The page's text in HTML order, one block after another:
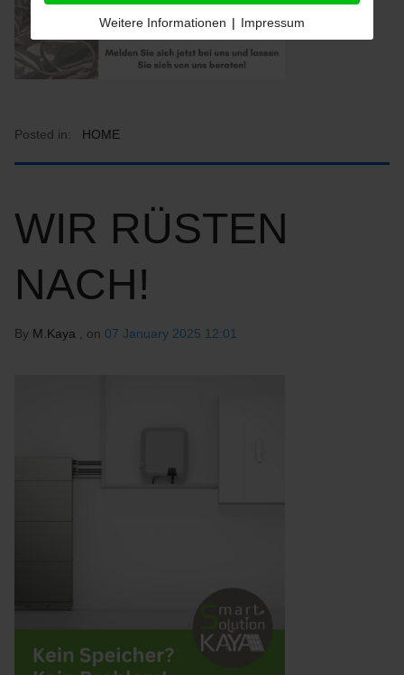
Posted in: HOME
WIR RÜSTEN
NACH!
By M.Kaya , on 07 January 2025 12:01
Weitere Informationen | Impressum